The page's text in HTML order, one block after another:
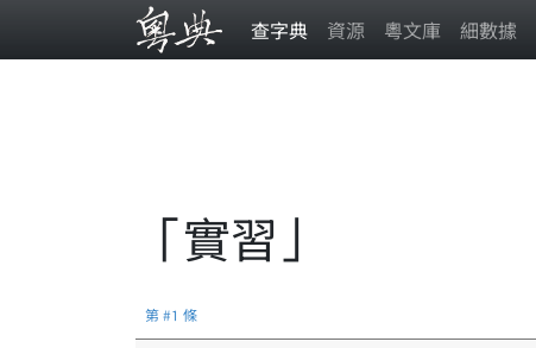
查字典 資源 粵文庫 細數據
「實習」
第 #1 條